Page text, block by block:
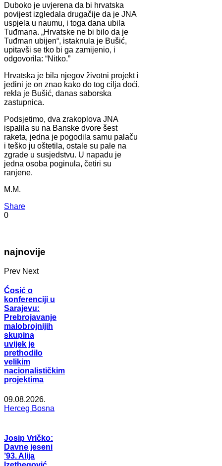
Duboko je uvjerena da bi hrvatska
povijest izgledala drugačije da je JNA
uspjela u naumu, i toga dana ubila
Tuđmana. „Hrvatske ne bi bilo da je
Tuđman ubijen“, istaknula je Bušić,
upitavši se tko bi ga zamijenio, i
odgovorila: “Nitko.”
Hrvatska je bila njegov životni projekt i
jedini je on znao kako do tog cilja doći,
rekla je Bušić, danas saborska
zastupnica.
Podsjetimo, dva zrakoplova JNA
ispalila su na Banske dvore šest
raketa, jedna je pogodila samu palaču
i teško ju oštetila, ostale su pale na
zgrade u susjedstvu. U napadu je
jedna osoba poginula, četiri su
ranjene.
M.M.
Share
0
najnovije
Prev Next
Ćosić o
konferenciji u
Sarajevu:
Prebrojavanje
malobrojnijih
skupina
uvijek je
prethodilo
velikim
nacionalističkim
projektima
09.08.2026.
Herceg Bosna
Josip Vričko:
Davne jeseni
’93. Alija